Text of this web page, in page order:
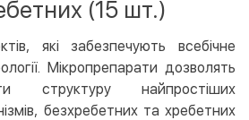
юр.особи
Безкоштовно
(15 шт.)
які забезпечують всебічне
Мікропрепарати дозволять
структуру найпростіших
безхребетних та хребетних